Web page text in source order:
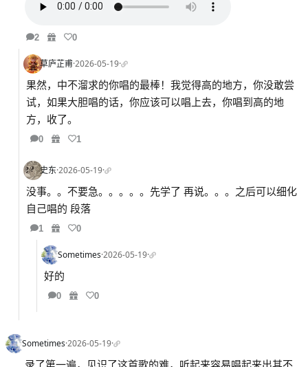
2 0
草庐芷甫·2026-05-19·
果然，中不溜求的你唱的最棒！我觉得高的地方，你没敢尝
试，如果大胆唱的话，你应该可以唱上去，你唱到高的地
方，收了。
0 1
史东·2026-05-19·
没事。。不要急。。。。。先学了 再说。。。之后可以细化
自己唱的 段落
1 0
Sometimes·2026-05-19·
好的
0 0
Sometimes·2026-05-19·
录了第一遍，见识了这首歌的难，听起来容易唱起来出其不